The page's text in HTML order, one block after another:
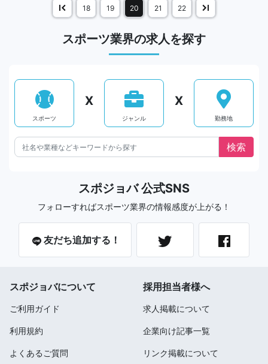
18 19 20 21 22
スポーツ業界の求人を探す
スポーツ
X
ジャンル
X
勤務地
スポジョバ 公式SNS
フォローすればスポーツ業界の情報感度が上がる！
友だち追加する！
スポジョバについて
ご利用ガイド
利用規約
よくあるご質問
採用担当者様へ
求人掲載について
企業向け記事一覧
リンク掲載について